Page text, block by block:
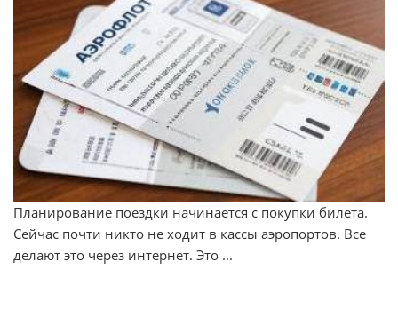
Планирование поездки начинается с покупки билета.
Сейчас почти никто не ходит в кассы аэропортов. Все
делают это через интернет. Это ...